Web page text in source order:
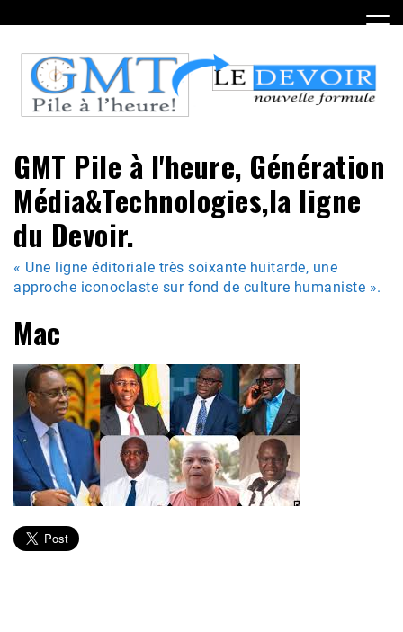
to
content
GMT Pile à l'heure, Génération
Média&Technologies,la ligne
du Devoir.
« Une ligne éditoriale très soixante huitarde, une
approche iconoclaste sur fond de culture humaniste ».
Mac